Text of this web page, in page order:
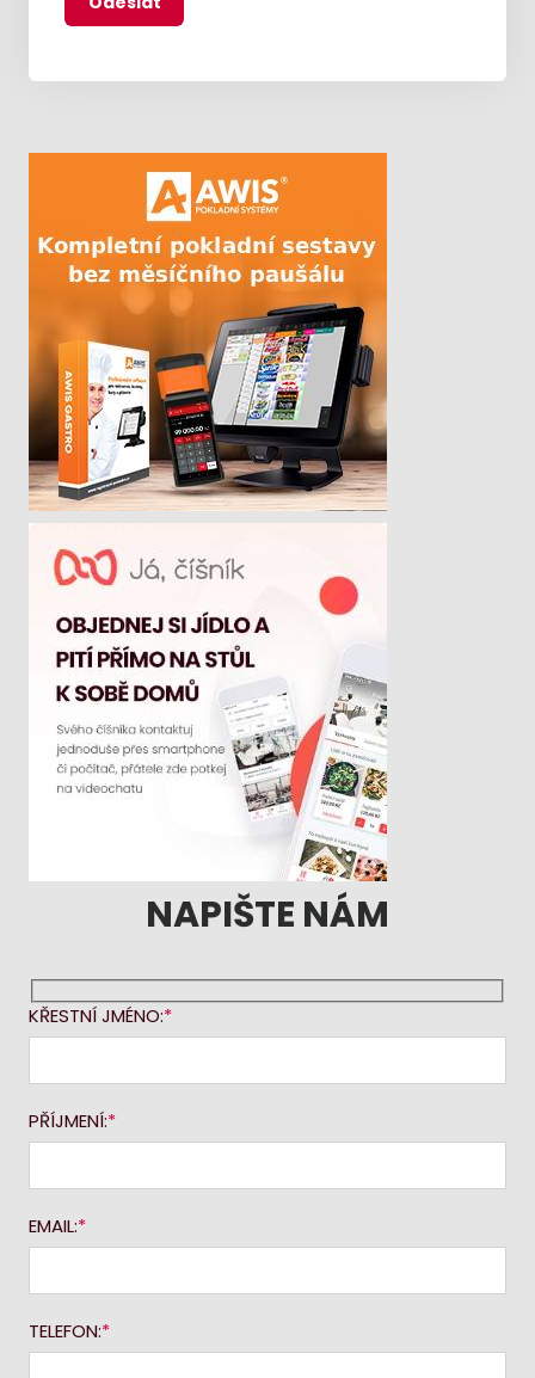
NAPIŠTE NÁM
KŘESTNÍ JMÉNO:
PŘÍJMENÍ:
EMAIL:
TELEFON: